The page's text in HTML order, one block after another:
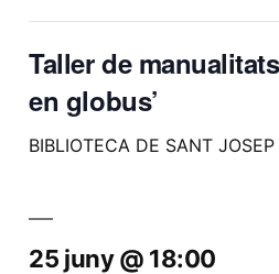
Taller de
en globus’
BIBLIOTECA DE SANT JOSEP
25 juny @ 18:00